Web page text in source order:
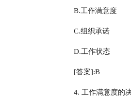
B.工作满意度
C.组织承诺
D.工作状态
[答案]:B
4. 工作满意度的